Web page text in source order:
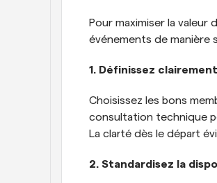
Pour maximiser la
événements de manière
1. Définissez
Choisissez les bons
consultation technique
La clarté dès le départ
2. Standardisez la